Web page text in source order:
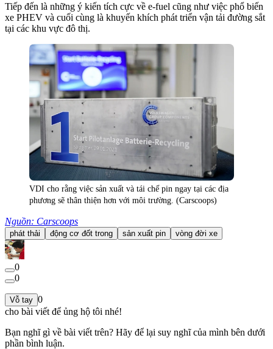
Tiếp đến là những ý kiến tích cực về e-fuel cũng như việc phổ biến
xe PHEV và cuối cùng là khuyến khích phát triển vận tải đường sắt
tại các khu vực đô thị.
VDI cho rằng việc sản xuất và tái chế pin ngay tại các địa
phương sẽ thân thiện hơn với môi trường. (Carscoops)
Nguồn: Carscoops
phát thải động cơ đốt trong sản xuất pin vòng đời xe
0
0
Vỗ tay 0
cho bài viết để ủng hộ tôi nhé!
Bạn nghĩ gì về bài viết trên? Hãy để lại suy nghĩ của mình bên dưới
phần bình luận.